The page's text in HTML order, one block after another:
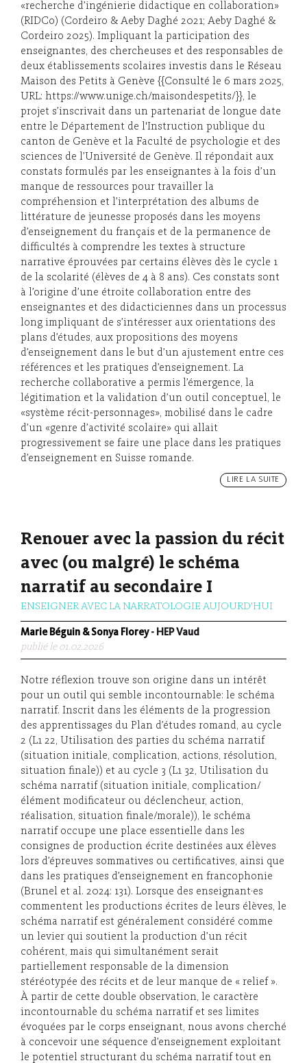
«recherche d’ingénierie didactique en collaboration»
(RIDCo) (Cordeiro & Aeby Daghé 2021; Aeby Daghé &
Cordeiro 2025). Impliquant la participation des
enseignantes, des chercheuses et des responsables de
deux établissements scolaires investis dans le Réseau
Maison des Petits à Genève {{Consulté le 6 mars 2025,
URL: https://www.unige.ch/maisondespetits/}}, le
projet s’inscrivait dans un partenariat de longue date
entre le Département de l'Instruction publique du
canton de Genève et la Faculté de psychologie et des
sciences de l’Université de Genève. Il répondait aux
constats formulés par les enseignantes à la fois d’un
manque de ressources pour travailler la
compréhension et l’interprétation des albums de
littérature de jeunesse proposés dans les moyens
d’enseignement du français et de la permanence de
difficultés à comprendre les textes à structure
narrative éprouvées par certains élèves dès le cycle 1
de la scolarité (élèves de 4 à 8 ans). Ces constats sont
à l’origine d’une étroite collaboration entre des
enseignantes et des didacticiennes dans un processus
long impliquant de s’intéresser aux orientations des
plans d’études, aux propositions des moyens
d’enseignement dans le but d’un ajustement entre ces
références et les pratiques d’enseignement. La
recherche collaborative a permis l’émergence, la
légitimation et la validation d’un outil conceptuel, le
«système récit-personnages», mobilisé dans le cadre
d’un «genre d’activité scolaire» qui allait
progressivement se faire une place dans les pratiques
d’enseignement en Suisse romande.
LIRE LA SUITE
Renouer avec la passion du récit
avec (ou malgré) le schéma
narratif au secondaire I
ENSEIGNER AVEC LA NARRATOLOGIE AUJOURD'HUI
Marie Béguin & Sonya Florey- HEP Vaud
publié le 01.02.2026
Notre réflexion trouve son origine dans un intérêt
pour un outil qui semble incontournable: le schéma
narratif. Inscrit dans les éléments de la progression
des apprentissages du Plan d’études romand, au cycle
2 (L1 22, Utilisation des parties du schéma narratif
(situation initiale, complication, actions, résolution,
situation finale)) et au cycle 3 (L1 32, Utilisation du
schéma narratif (situation initiale, complication/
élément modificateur ou déclencheur, action,
réalisation, situation finale/morale)), le schéma
narratif occupe une place essentielle dans les
consignes de production écrite destinées aux élèves
lors d’épreuves sommatives ou certificatives, ainsi que
dans les pratiques d’enseignement en francophonie
(Brunel et al. 2024: 131). Lorsque des enseignant·es
commentent les productions écrites de leurs élèves, le
schéma narratif est généralement considéré comme
un levier qui soutient la production d’un récit
cohérent, mais qui simultanément serait
partiellement responsable de la dimension
stéréotypée des récits et de leur manque de « relief ».
À partir de cette double observation, le caractère
incontournable du schéma narratif et ses limites
évoquées par le corps enseignant, nous avons cherché
à concevoir une séquence d’enseignement exploitant
le potentiel structurant du schéma narratif tout en